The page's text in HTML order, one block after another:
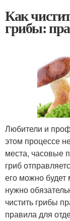
Как
грибы:
Любители и
этом процессе
места, часовые
гриб
его можно будет
нужно
чистить грибы
правила для